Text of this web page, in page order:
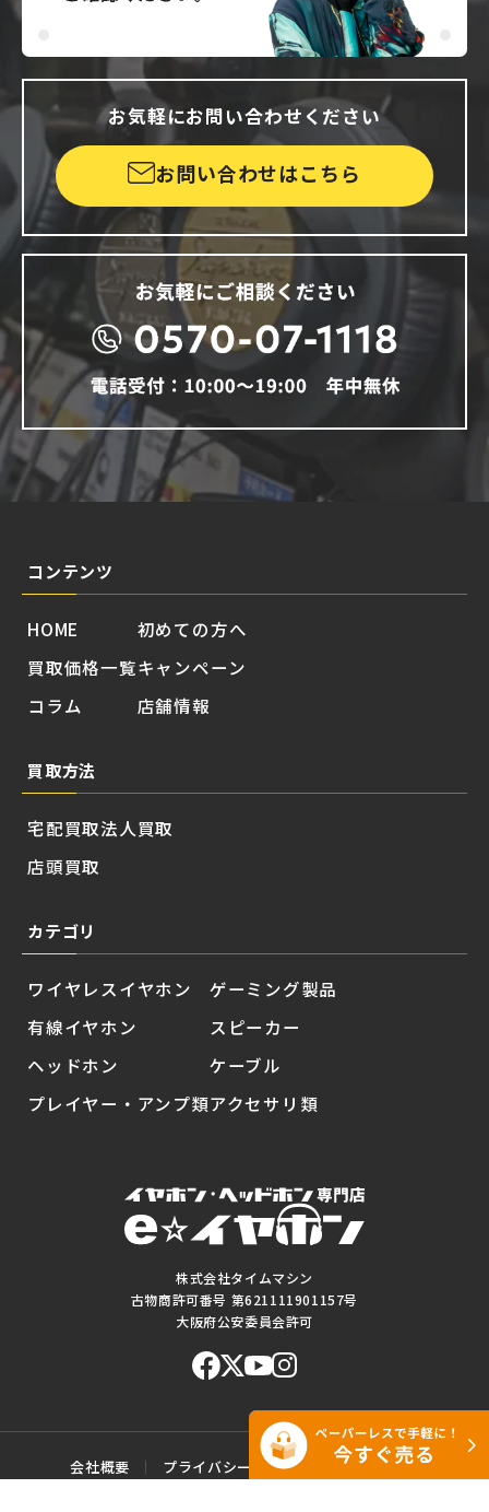
お気軽にお問い合わせください
お問い合わせはこちら
株式会社タイムマシン
古物商許可番号 第621111901157号
大阪府公安委員会許可
コンテンツ
HOME
買取価格一覧
コラム
初めての方へ
キャンペーン
店舗情報
買取方法
宅配買取
店頭買取
法人買取
カテゴリ
ワイヤレスイヤホン
有線イヤホン
ヘッドホン
プレイヤー・アンプ類
ゲーミング製品
スピーカー
ケーブル
アクセサリ類
会社概要 プライバシーポリシー
ご利用規約